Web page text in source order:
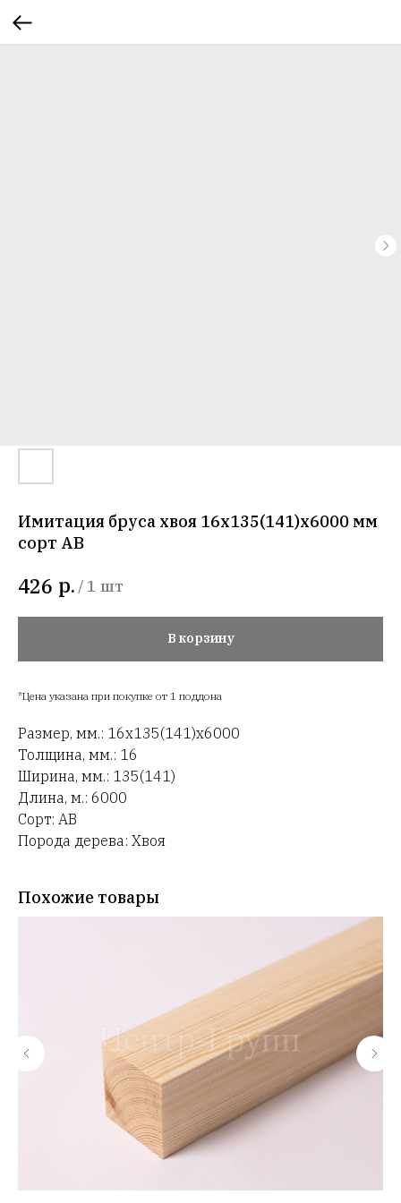
Имитация бруса хвоя 16х135(141)х6000 мм
сорт АВ
426 р. / 1 шт
В корзину
*Цена указана при покупке от 1 поддона
Размер, мм.: 16х135(141)х6000
Толщина, мм.: 16
Ширина, мм.: 135(141)
Длина, м.: 6000
Сорт: АВ
Порода дерева: Хвоя
Похожие товары